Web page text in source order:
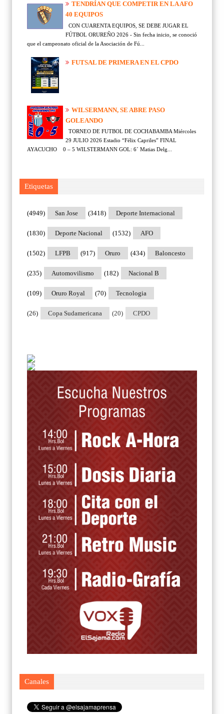
TENDRÍAN QUE COMPETIR EN LA AFO
40 EQUIPOS
CON CUARENTA EQUIPOS, SE DEBE JUGAR EL
FÚTBOL ORUREÑO 2026 - Sin fecha inicio, se conoció
que el campeonato oficial de la Asociación de Fú...
FUTSAL DE PRIMERA EN EL CPDO
WILSERMANN, SE ABRE PASO
GOLEANDO
TORNEO DE FUTBOL DE COCHABAMBA Miércoles
29 JULIO 2026 Estadio “Félix Capriles” FINAL
AYACUCHO 0 – 5 WILSTERMANN GOL: 6´ Matias Delg...
Etiquetas
San Jose
(4949) Deporte Internacional
(3418)
Deporte Nacional
(1830) AFO
(1532)
LFPB
(1502) Oruro
(917) Baloncesto
(434)
Automovilismo
(235) Nacional B
(182)
Oruro Royal
(109) Tecnologia
(70)
Copa Sudamericana
(26) CPDO
(20)
Canales